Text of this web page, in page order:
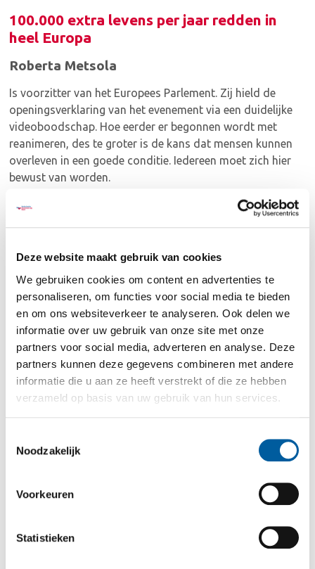
Deze website maakt gebruik van cookies
We gebruiken cookies om content en advertenties te
personaliseren, om functies voor social media te bieden
en om ons websiteverkeer te analyseren. Ook delen we
informatie over uw gebruik van onze site met onze
partners voor social media, adverteren en analyse. Deze
partners kunnen deze gegevens combineren met andere
informatie die u aan ze heeft verstrekt of die ze hebben
verzameld op basis van uw gebruik van hun services.
Noodzakelijk
Voorkeuren
Statistieken
100.000 extra levens per jaar redden in
heel Europa
Roberta Metsola
Is voorzitter van het Europees Parlement. Zij hield de
openingsverklaring van het evenement via een duidelijke
videoboodschap. Hoe eerder er begonnen wordt met
reanimeren, des te groter is de kans dat mensen kunnen
overleven in een goede conditie. Iedereen moet zich hier
bewust van worden.
Miljoenen mensen hebben al een cursus gehad om te leren
reanimeren. En daar is het Europese Parlement trots op.
kinderen leren reanimeren. In diverse Europese landen zit
Loucas Fourlas
evenement om te discussiëren over het redden van
100.000 extra levens per jaar heel Europa door reanimatie.
Verder zegt Loucas Fourlas “alles wat je nodig hebt zijn 2
handen en de begeleiding van ERC om levens te redden.